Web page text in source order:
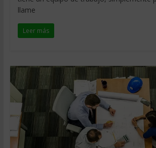
llame
Leer más